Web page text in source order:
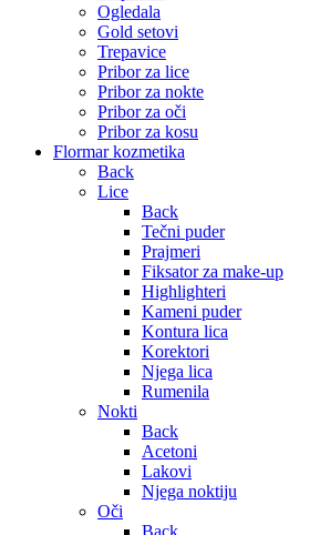
Ogledala
Gold setovi
Trepavice
Pribor za lice
Pribor za nokte
Pribor za oči
Pribor za kosu
Flormar kozmetika
Back
Lice
Back
Tečni puder
Prajmeri
Fiksator za make-up
Highlighteri
Kameni puder
Kontura lica
Korektori
Njega lica
Rumenila
Nokti
Back
Acetoni
Lakovi
Njega noktiju
Oči